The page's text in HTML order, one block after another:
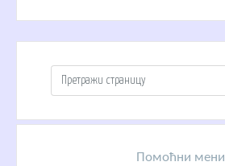
Помоћни мени